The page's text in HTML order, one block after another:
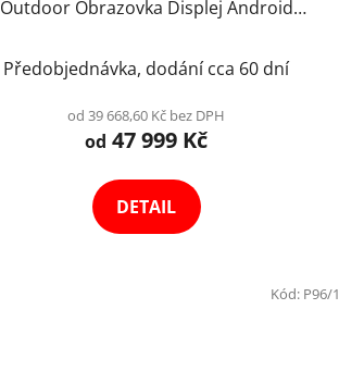
Outdoor Obrazovka Displej Android
Variant
Předobjednávka, dodání cca 60 dní
od 39 668,60 Kč bez DPH
od 47 999 Kč
DETAIL
Kód: P96/1